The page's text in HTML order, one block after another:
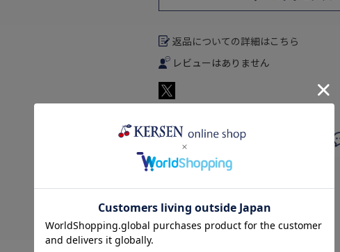
返品についての詳細はこちら
レビューはありません